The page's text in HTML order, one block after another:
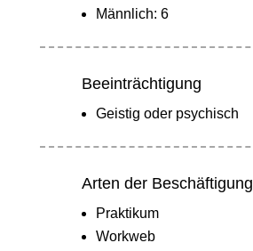
Männlich: 6
Beeinträchtigung
Geistig oder psychisch
Arten der Beschäftigung
Praktikum
Workweb